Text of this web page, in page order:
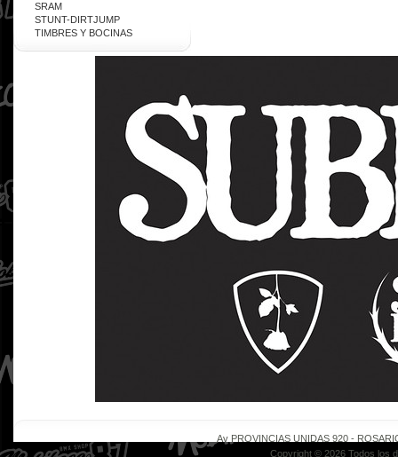
SRAM
STUNT-DIRTJUMP
TIMBRES Y BOCINAS
Av PROVINCIAS UNIDAS 920 -
Copyright © 2026 Todos los